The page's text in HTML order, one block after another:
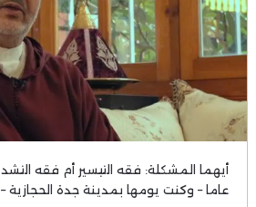
أيهما المشكلة: فقه التيسير أم فقه
عاما – وكنت يومها بمدينة جدة